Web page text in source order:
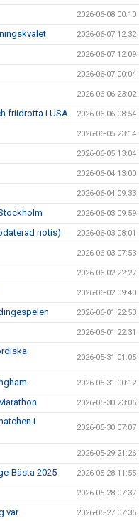
2026-06-08 00:10
2026-06-07 12:32
2026-06-07 12:09
2026-06-07 00:04
2026-06-06 23:02
friidrotta i USA 2026-06-06 08:54
2026-06-05 23:14
2026-06-05 13:04
2026-06-04 13:00
2026-06-04 09:33
2026-06-03 09:59
notis) 2026-06-03 08:01
2026-06-03 07:53
2026-06-02 22:27
2026-06-02 09:40
2026-06-01 22:53
2026-06-01 22:31
2026-05-31 01:05
2026-05-31 00:12
2026-05-30 23:05
i
2026-05-30 07:07
2026-05-29 21:26
Bästa 2025 2026-05-28 11:55
2026-05-28 07:37
var 2026-05-27 07:35